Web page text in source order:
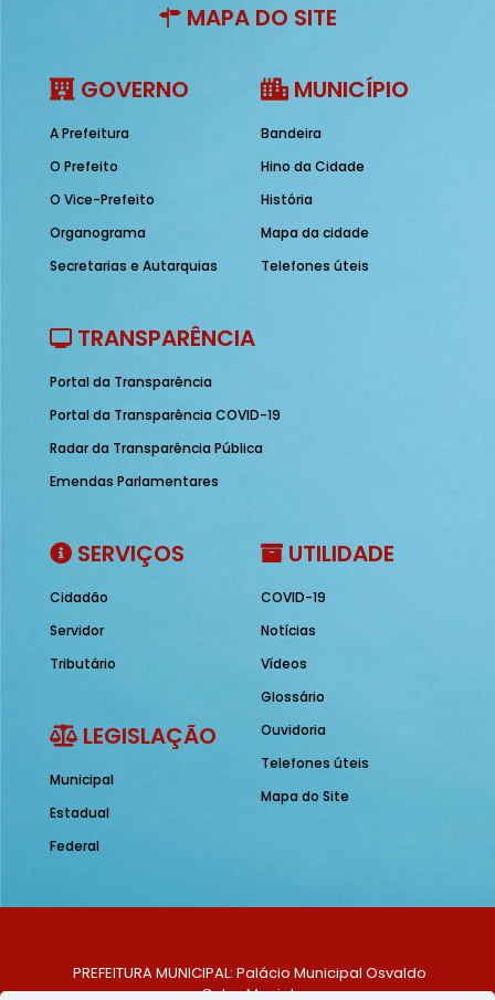
MAPA DO SITE
GOVERNO
A Prefeitura
O Prefeito
O Vice-Prefeito
Organograma
Secretarias e Autarquias
MUNICÍPIO
Bandeira
Hino da Cidade
História
Mapa da cidade
Telefones úteis
TRANSPARÊNCIA
Portal da Transparência
Portal da Transparência COVID-19
Radar da Transparência Pública
Emendas Parlamentares
SERVIÇOS
Cidadão
Servidor
Tributário
LEGISLAÇÃO
Municipal
Estadual
Federal
UTILIDADE
COVID-19
Notícias
Vídeos
Glossário
Ouvidoria
Telefones úteis
Mapa do Site
PREFEITURA MUNICIPAL: Palácio Municipal Osvaldo
Celso Maciel